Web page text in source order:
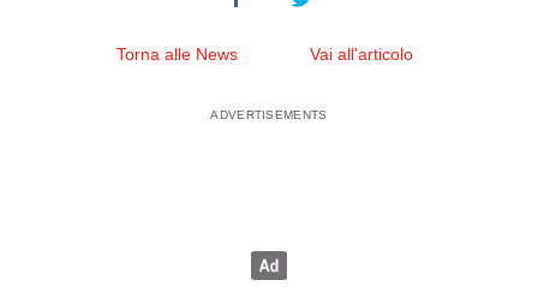
Torna alle News Vai all'articolo